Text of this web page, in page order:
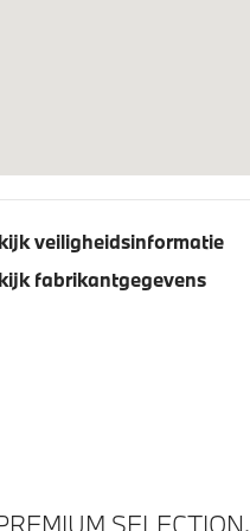
veiligheidsinformatie
fabrikantgegevens
SELECTION.